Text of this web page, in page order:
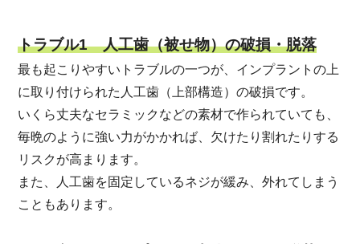
トラブル1 人工歯（被せ物）の破損・脱落
最も起こりやすいトラブルの一つが、インプラントの上
に取り付けられた人工歯（上部構造）の破損です。
いくら丈夫なセラミックなどの素材で作られていても、
毎晩のように強い力がかかれば、欠けたり割れたりする
リスクが高まります。
また、人工歯を固定しているネジが緩み、外れてしまう
こともあります。